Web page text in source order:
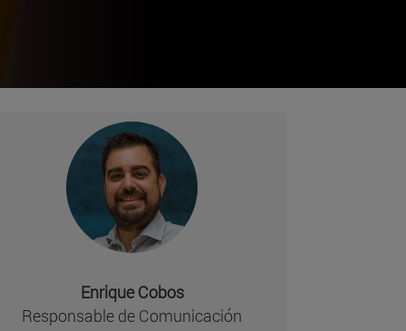
Enrique Cobos
Responsable de Comunicación